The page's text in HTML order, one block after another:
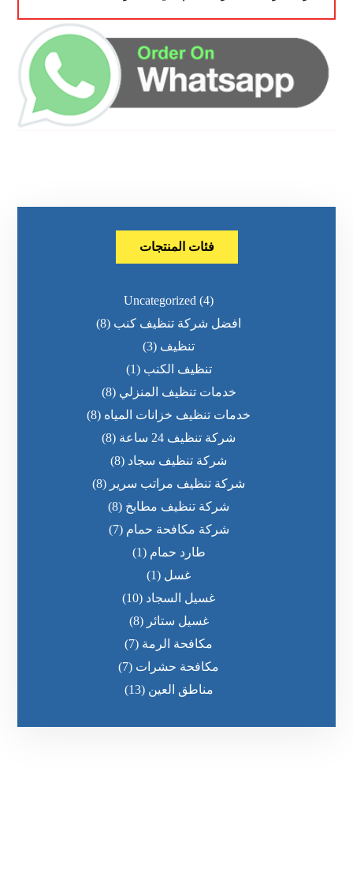
فئات المنتجات
Uncategorized (4)
افضل شركة تنظيف كنب (8)
تنظيف (3)
تنظيف الكنب (1)
خدمات تنظيف المنزلي (8)
خدمات تنظيف خزانات المياه (8)
شركة تنظيف 24 ساعة
(8)
شركة تنظيف سجاد (8)
شركة تنظيف مراتب سرير (8)
شركة تنظيف مطابخ (8)
شركة مكافحة حمام (7)
طارد حمام (1)
غسل (1)
غسيل السجاد (10)
غسيل ستائر (8)
مكافحة الرمة (7)
مكافحة حشرات (7)
مناطق العين (13)